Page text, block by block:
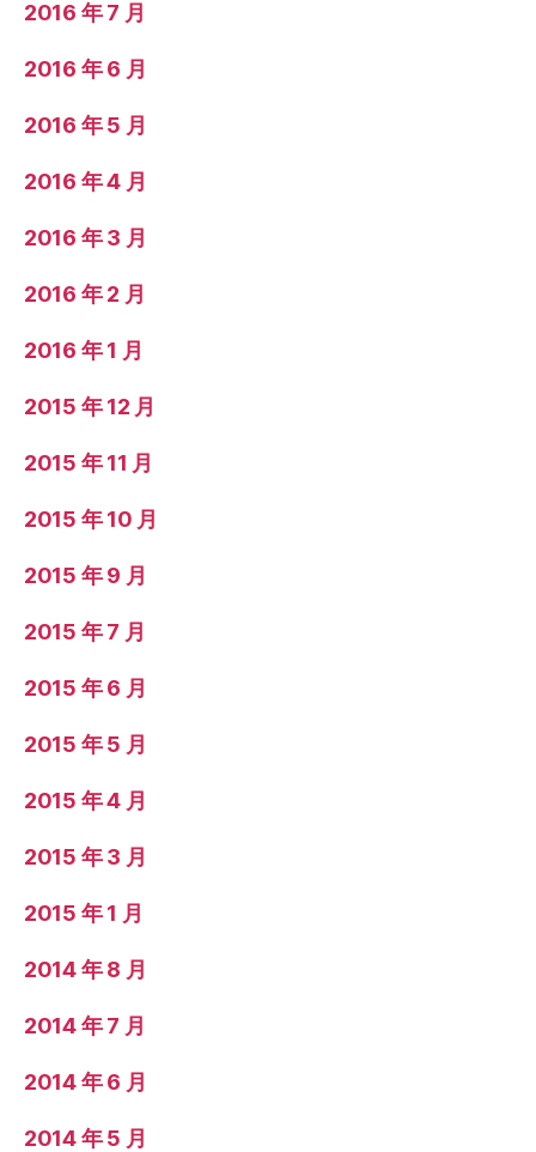
2016 年 7 月
2016 年 6 月
2016 年 5 月
2016 年 4 月
2016 年 3 月
2016 年 2 月
2016 年 1 月
2015 年 12 月
2015 年 11 月
2015 年 10 月
2015 年 9 月
2015 年 7 月
2015 年 6 月
2015 年 5 月
2015 年 4 月
2015 年 3 月
2015 年 1 月
2014 年 8 月
2014 年 7 月
2014 年 6 月
2014 年 5 月